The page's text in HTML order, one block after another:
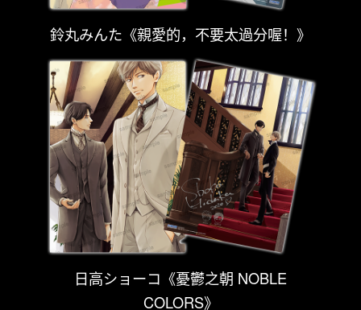
鈴丸みんた《親愛的，不要太過分喔！》
日高ショーコ《憂鬱之朝 NOBLE
COLORS》